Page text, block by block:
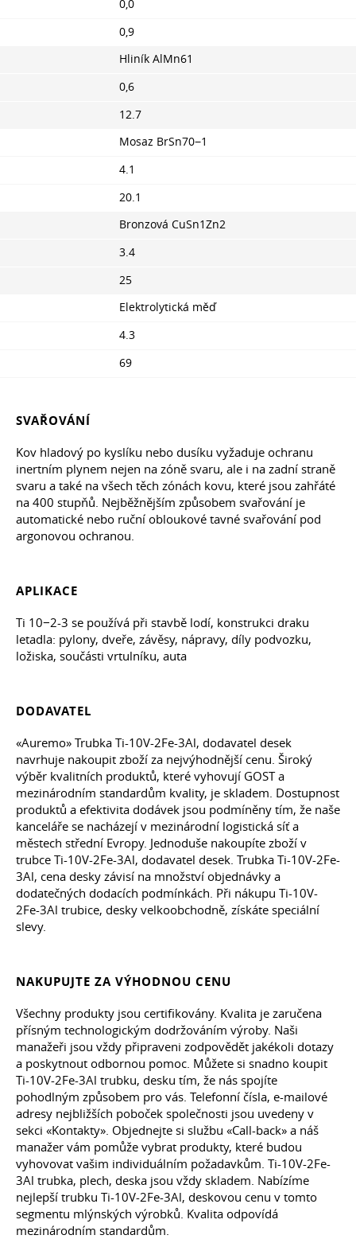
0,0
0,9
Hliník AlMn61
0,6
12.7
Mosaz BrSn70−1
4.1
20.1
Bronzová CuSn1Zn2
3.4
25
Elektrolytická měď
4.3
69
SVAŘOVÁNÍ
Kov hladový po kyslíku nebo dusíku vyžaduje ochranu
inertním plynem nejen na zóně svaru, ale i na zadní straně
svaru a také na všech těch zónách kovu, které jsou zahřáté
na 400 stupňů. Nejběžnějším způsobem svařování je
automatické nebo ruční obloukové tavné svařování pod
argonovou ochranou.
APLIKACE
Ti 10−2-3 se používá při stavbě lodí, konstrukci draku
letadla: pylony, dveře, závěsy, nápravy, díly podvozku,
ložiska, součásti vrtulníku, auta
DODAVATEL
«Auremo» Trubka Ti-10V-2Fe-3Al, dodavatel desek
navrhuje nakoupit zboží za nejvýhodnější cenu. Široký
výběr kvalitních produktů, které vyhovují GOST a
mezinárodním standardům kvality, je skladem. Dostupnost
produktů a efektivita dodávek jsou podmíněny tím, že naše
kanceláře se nacházejí v mezinárodní logistická síť a
městech střední Evropy. Jednoduše nakoupíte zboží v
trubce Ti-10V-2Fe-3Al, dodavatel desek. Trubka Ti-10V-2Fe-
3Al, cena desky závisí na množství objednávky a
dodatečných dodacích podmínkách. Při nákupu Ti-10V-
2Fe-3Al trubice, desky velkoobchodně, získáte speciální
slevy.
NAKUPUJTE ZA VÝHODNOU CENU
Všechny produkty jsou certifikovány. Kvalita je zaručena
přísným technologickým dodržováním výroby. Naši
manažeři jsou vždy připraveni zodpovědět jakékoli dotazy
a poskytnout odbornou pomoc. Můžete si snadno koupit
Ti-10V-2Fe-3Al trubku, desku tím, že nás spojíte
pohodlným způsobem pro vás. Telefonní čísla, e-mailové
adresy nejbližších poboček společnosti jsou uvedeny v
sekci «Kontakty». Objednejte si službu «Call-back» a náš
manažer vám pomůže vybrat produkty, které budou
vyhovovat vašim individuálním požadavkům. Ti-10V-2Fe-
3Al trubka, plech, deska jsou vždy skladem. Nabízíme
nejlepší trubku Ti-10V-2Fe-3Al, deskovou cenu v tomto
segmentu mlýnských výrobků. Kvalita odpovídá
mezinárodním standardům.